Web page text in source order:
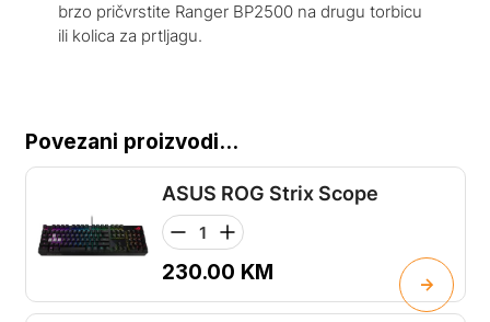
brzo pričvrstite Ranger BP2500 na drugu torbicu
ili kolica za prtljagu.
Povezani proizvodi...
ASUS ROG Strix Scope
230.00 KM